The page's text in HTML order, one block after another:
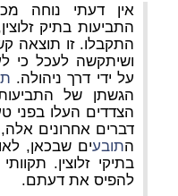
אין דעתי נוחה
התביעות בתיק
התקבלו. זו תוצאה
ושיתקשה לעכל כי
על ידי דרך ניהולה.
הגשתן של
הצדדים העלו בפני
דברים אחרונים
התובעים שבכאן,
בתיקי זלוצין.
להפיס את דעתם.